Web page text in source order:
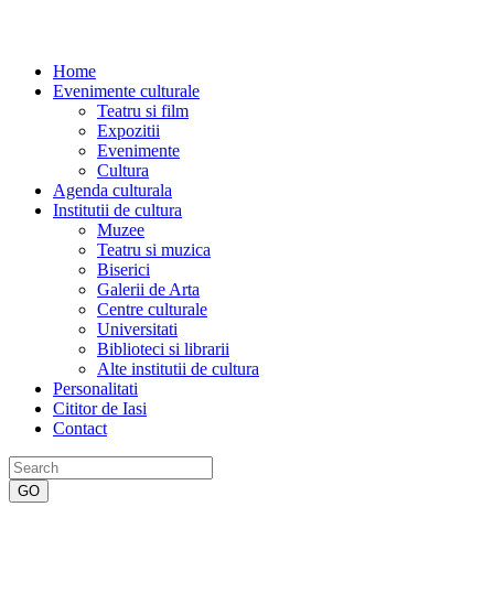
Home
Evenimente culturale
Teatru si film
Expozitii
Evenimente
Cultura
Agenda culturala
Institutii de cultura
Muzee
Teatru si muzica
Biserici
Galerii de Arta
Centre culturale
Universitati
Biblioteci si librarii
Alte institutii de cultura
Personalitati
Cititor de Iasi
Contact